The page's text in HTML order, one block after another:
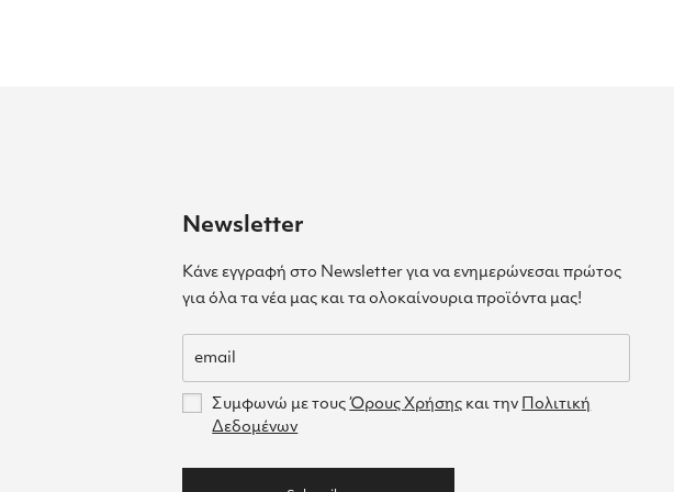
Newsletter
Κάνε εγγραφή στο Newsletter για να ενημερώνεσαι πρώτος
για όλα τα νέα μας και τα ολοκαίνουρια προϊόντα μας!
Συμφωνώ με τουςΌρους Χρήσης και την Πολιτική
Δεδομένων